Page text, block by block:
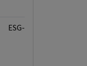
ESG-Fonds